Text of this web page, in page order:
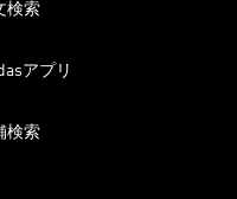
検索
アプリ
検索